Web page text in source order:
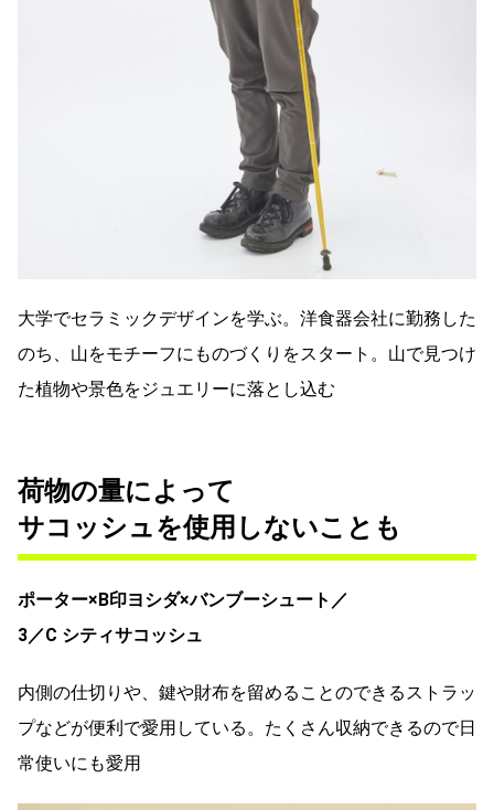
大学でセラミックデザインを学ぶ。洋食器会社に勤務した
のち、山をモチーフにものづくりをスタート。山で見つけ
た植物や景色をジュエリーに落とし込む
荷物の量によって
サコッシュを使用しないことも
ポーター×B印ヨシダ×バンブーシュート／
3／C シティサコッシュ
内側の仕切りや、鍵や財布を留めることのできるストラッ
プなどが便利で愛用している。たくさん収納できるので日
常使いにも愛用